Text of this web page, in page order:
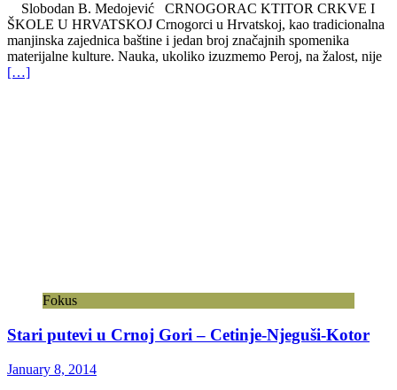
Slobodan B. Medojević CRNOGORAC KTITOR CRKVE I
ŠKOLE U HRVATSKOJ Crnogorci u Hrvatskoj, kao tradicionalna
manjinska zajednica baštine i jedan broj značajnih spomenika
materijalne kulture. Nauka, ukoliko izuzmemo Peroj, na žalost, nije
[…]
Fokus
Stari putevi u Crnoj Gori – Cetinje-Njeguši-Kotor
January 8, 2014